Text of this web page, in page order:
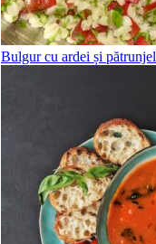
Bulgur cu ardei și pătrunjel